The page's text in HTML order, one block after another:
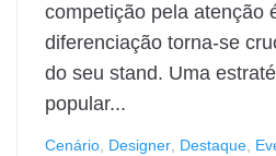
competição pela atenção
diferenciação torna-se
do seu stand. Uma
popular...
Cenário Designer Destaque